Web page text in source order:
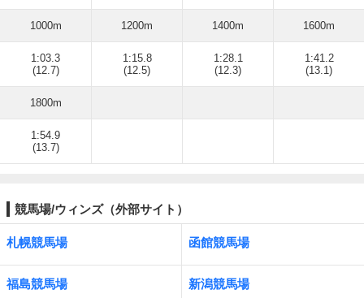
1000m 1200m 1400m 1600m
1:03.3
(12.7)
1:15.8
(12.5)
1:28.1
(12.3)
1:41.2
(13.1)
1800m
1:54.9
(13.7)
競馬場/ウィンズ（外部サイト）
札幌競馬場 函館競馬場
福島競馬場 新潟競馬場